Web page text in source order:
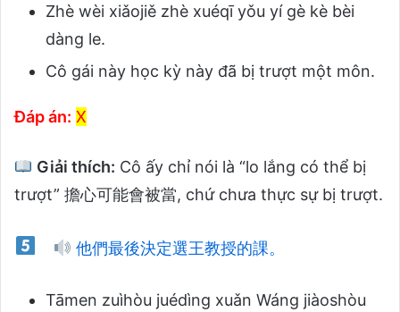
Zhè wèi xiǎojiě zhè xuéqī yǒu yí gè kè bèi
dàng le.
Cô gái này học kỳ này đã bị trượt một môn.
Đáp án: X
Giải thích: Cô ấy chỉ nói là “lo lắng có thể bị
trượt” 擔心可能會被當, chứ chưa thực sự bị trượt.
他們最後決定選王教授的課。
Tāmen zuìhòu juédìng xuǎn Wáng jiàoshòu